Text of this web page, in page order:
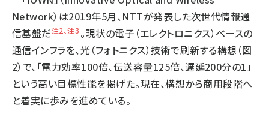
Network）は2019年5月、NTTが発表した次世代情報通
信基盤だ注2、注3 。現状の電子（エレクトロニクス）ベースの
通信インフラを、光（フォトニクス）技術で刷新する構想（図
2）で、「電力効率100倍、伝送容量125倍、遅延200分の1」
という高い目標性能を掲げた。現在、構想から商用段階へ
と着実に歩みを進めている。